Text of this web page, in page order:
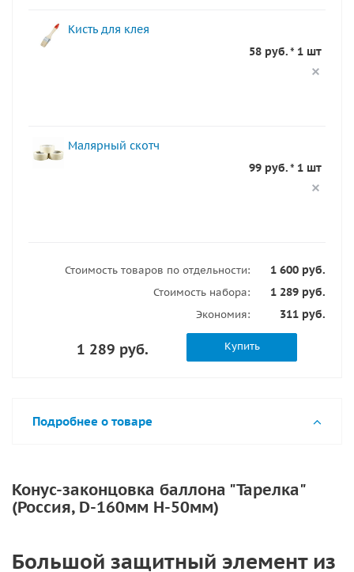
Кисть для клея
58 руб. * 1 шт
Малярный скотч
99 руб. * 1 шт
Стоимость товаров по отдельности: 1 600 руб.
Стоимость набора: 1 289 руб.
Экономия: 311 руб.
1 289 руб. Купить
Подробнее о товаре
Конус-законцовка баллона "Тарелка"
(Россия, D-160мм H-50мм)
Большой защитный элемент из